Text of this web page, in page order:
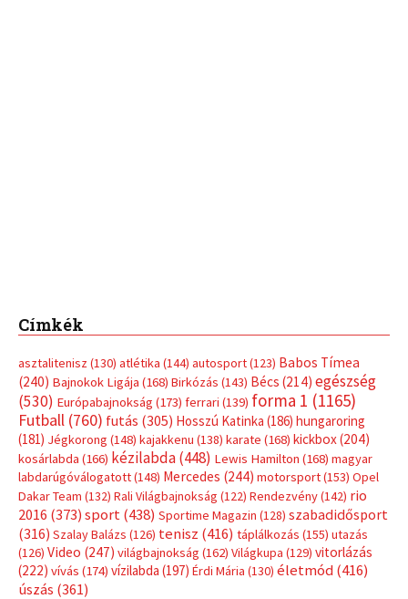
Címkék
asztalitenisz (130) atlétika (144) autosport(123) Babos Tímea
(240) Bajnokok Ligája (168) Birkózás (143) Bécs (214) egészség
(530) Európabajnokság (173) ferrari (139) forma 1 (1165)
Futball (760) futás (305) Hosszú Katinka (186) hungaroring
(181) Jégkorong (148) kajakkenu (138) karate (168) kickbox(204)
kosárlabda (166) kézilabda(448) Lewis Hamilton (168) magyar
labdarúgóválogatott(148) Mercedes (244) motorsport(153) Opel
Dakar Team (132) Rali Világbajnokság (122) Rendezvény(142) rio
2016 (373) sport(438) Sportime Magazin (128) szabadidősport
(316) Szalay Balázs (126) tenisz (416) táplálkozás (155) utazás
(126) Video (247) világbajnokság (162) Világkupa (129) vitorlázás
(222) vívás (174) vízilabda (197) Érdi Mária (130) életmód(416)
úszás (361)